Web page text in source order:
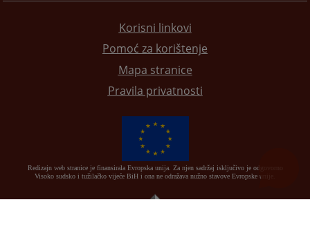
Korisni linkovi
Pomoć za korištenje
Mapa stranice
Pravila privatnosti
Redizajn web stranice je finansirala Evropska unija. Za njen sadržaj isključivo je odgovorno
Visoko sudsko i tužilačko vijeće BiH i ona ne odražava nužno stavove Evropske unije.